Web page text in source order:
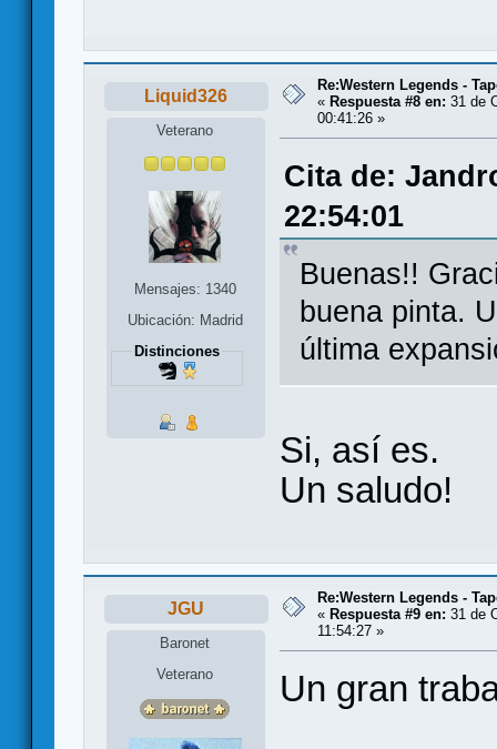
Liquid326
Veterano
Mensajes: 1340
Ubicación: Madrid
Distinciones
Re:Western Legends -
« Respuesta #8 en: 31 de
00:41:26 »
Cita de:
22:54:01
Buenas!!
buena pinta.
última
Si, así es.
Un saludo!
JGU
Baronet
Veterano
Re:Western Legends -
« Respuesta #9 en: 31 de
11:54:27 »
Un gran